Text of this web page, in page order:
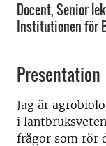
Docent, Senior
Institutionen för
Presentation
Jag är
i
frågor som rör